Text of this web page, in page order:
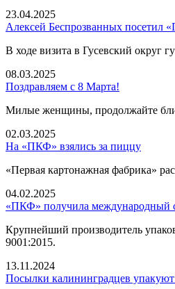
23.04.2025
Алексей Беспрозванных посетил
В ходе визита в Гусевский округ
08.03.2025
Поздравляем с 8 Марта!
Милые женщины, продолжайте
02.03.2025
На «ПКФ» взялись за пиццу
«Первая картонажная фабрика»
04.02.2025
«ПКФ» получила международный
Крупнейший производитель
9001:2015.
13.11.2024
Посылки калининградцев